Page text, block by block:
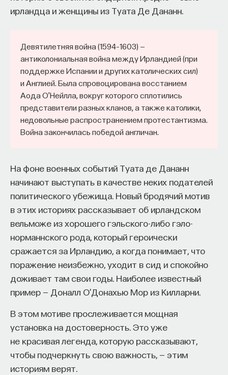
ирландца и женщины из Туата Де Дананн.
Девятилетняя война (1594–1603) —
антиколониальная война между Ирландией (при
поддержке Испании и других католических сил)
и Англией. Была спровоцирована восстанием
Аода О’Нейлла, вокруг которого сплотились
представители разных кланов, а также католики,
недовольные распространением протестантизма.
Война закончилась победой англичан.
На фоне военных событий Туата де Дананн
начинают выступать в качестве неких подателей
политического убежища. Новый бродячий мотив
в этих историях рассказывает об ирландском
вельможе из хорошего гэльского-либо гэло-
норманнского рода, который героически
сражается за Ирландию, а когда понимает, что
поражение неизбежно, уходит в сид и спокойно
доживает там свои годы. Наиболее известный
пример — Доналл О’Донахью Мор из Килларни.
В этом мотиве прослеживается мощная
установка на достоверность. Это уже
не красивая легенда, которую рассказывают,
чтобы подчеркнуть свою важность, — этим
историям верят.